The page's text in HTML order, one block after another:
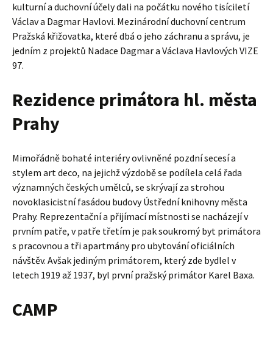
kulturní a duchovní účely dali na počátku nového tisíciletí
Václav a Dagmar Havlovi. Mezinárodní duchovní centrum
Pražská křižovatka, které dbá o jeho záchranu a správu, je
jedním z projektů Nadace Dagmar a Václava Havlových VIZE
97.
Rezidence primátora hl. města
Prahy
Mimořádně bohaté interiéry ovlivněné pozdní secesí a
stylem art deco, na jejichž výzdobě se podílela celá řada
významných českých umělců, se skrývají za strohou
novoklasicistní fasádou budovy Ústřední knihovny města
Prahy. Reprezentační a přijímací místnosti se nacházejí v
prvním patře, v patře třetím je pak soukromý byt primátora
s pracovnou a tři apartmány pro ubytování oficiálních
návštěv. Avšak jediným primátorem, který zde bydlel v
letech 1919 až 1937, byl první pražský primátor Karel Baxa.
CAMP